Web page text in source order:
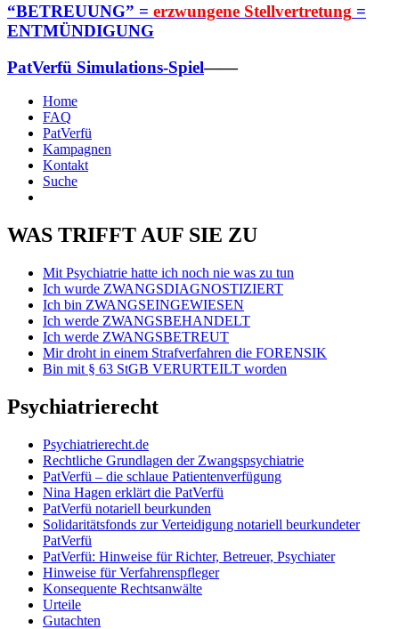
“BETREUUNG” = erzwungene Stellvertretung =
ENTMÜNDIGUNG
PatVerfü Simulations-Spiel——
Home
FAQ
PatVerfü
Kampagnen
Kontakt
Suche
WAS TRIFFT AUF SIE ZU
Mit Psychiatrie hatte ich noch nie was zu tun
Ich wurde ZWANGSDIAGNOSTIZIERT
Ich bin ZWANGSEINGEWIESEN
Ich werde ZWANGSBEHANDELT
Ich werde ZWANGSBETREUT
Mir droht in einem Strafverfahren die FORENSIK
Bin mit § 63 StGB VERURTEILT worden
Psychiatrierecht
Psychiatrierecht.de
Rechtliche Grundlagen der Zwangspsychiatrie
PatVerfü – die schlaue Patientenverfügung
Nina Hagen erklärt die PatVerfü
PatVerfü notariell beurkunden
Solidaritätsfonds zur Verteidigung notariell beurkundeter
PatVerfü
PatVerfü: Hinweise für Richter, Betreuer, Psychiater
Hinweise für Verfahrenspfleger
Konsequente Rechtsanwälte
Urteile
Gutachten